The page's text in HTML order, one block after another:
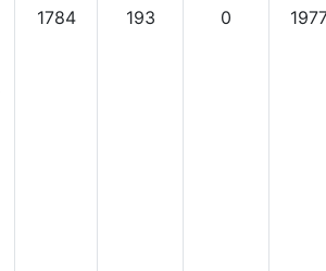
1784 193 0